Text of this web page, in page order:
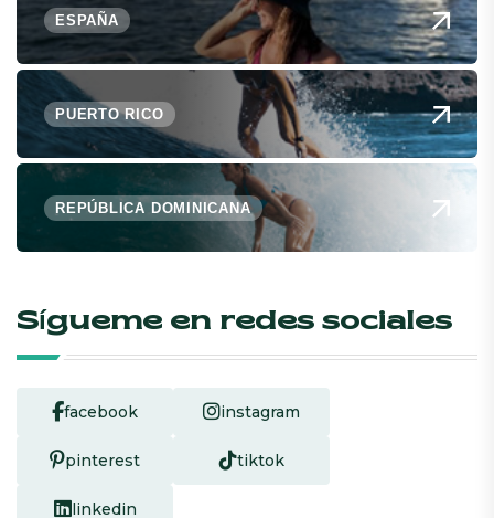
ESPAÑA
PUERTO RICO
REPÚBLICA DOMINICANA
Sígueme en redes sociales
facebook instagram
pinterest tiktok
linkedin